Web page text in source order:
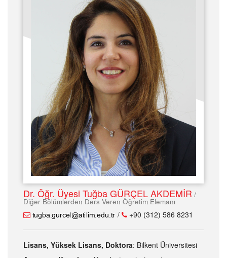
Dr. Öğr. Üyesi Tuğba GÜRÇEL AKDEMİR /
Diğer Bölümlerden Ders Veren Öğretim Elemanı
/ +90 (312) 586 8231
Lisans, Yüksek Lisans, Doktora: Bilkent Üniversitesi